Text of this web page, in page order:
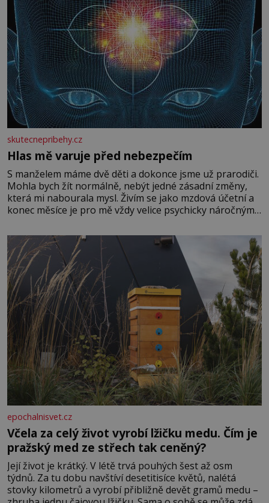
skutecnepribehy.cz
Hlas mě varuje před nebezpečím
S manželem máme dvě děti a dokonce jsme už prarodiči.
Mohla bych žít normálně, nebýt jedné zásadní změny,
která mi nabourala mysl. Živím se jako mzdová účetní a
konec měsíce je pro mě vždy velice psychicky náročným
dál častěji volá o pomoc, co se hlídání týče. Dalo by se
epochalnisvet.cz
Včela za celý život vyrobí lžičku medu. Čím je
pražský med ze střech tak ceněný?
Její život je krátký. V létě trvá pouhých šest až osm
týdnů. Za tu dobu navštíví desetitisíce květů, nalétá
stovky kilometrů a vyrobí přibližně devět gramů medu –